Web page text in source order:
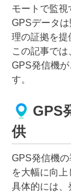
モートで監視
GPSデータ
理の証拠を提
この記事で
GPS発信機
す。
GPS
供
GPS発信機
を大幅に向上
具体的には、